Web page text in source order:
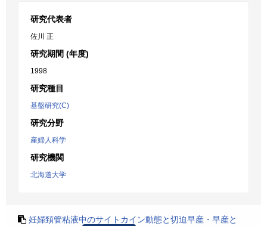
研究代表者
佐川 正
研究期間 (年度)
1998
研究種目
基盤研究(C)
研究分野
産婦人科学
研究機関
北海道大学
妊婦頚管粘液中のサイトカイン動態と切迫早産・早産と